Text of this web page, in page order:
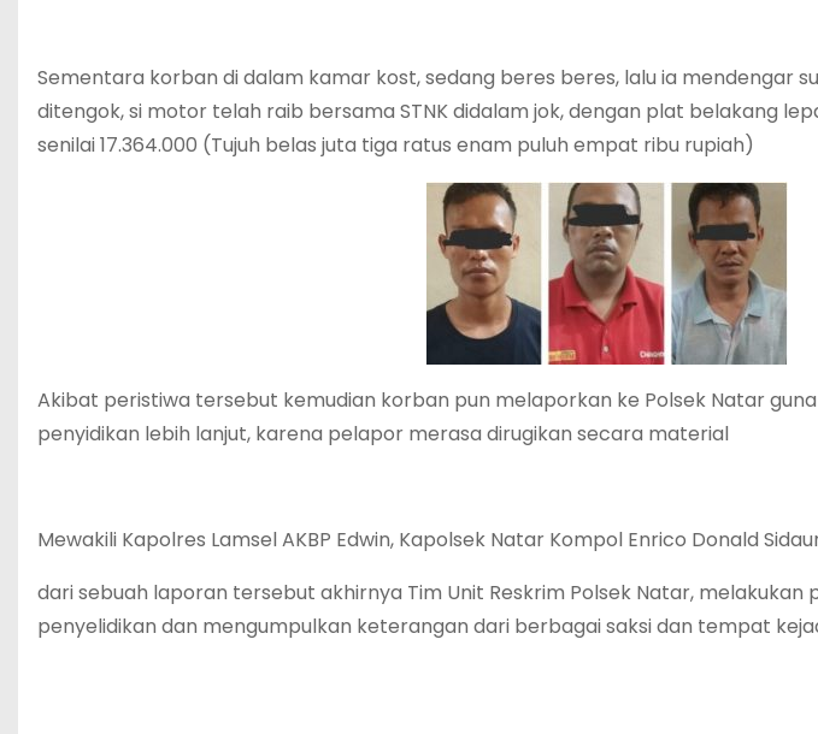
Sementara korban di dalam kamar kost, sedang beres beres, lalu ia mendengar
ditengok, si motor telah raib bersama STNK didalam jok, dengan plat belakang
senilai 17.364.000 (Tujuh belas juta tiga ratus enam puluh empat ribu rupiah)
Akibat peristiwa tersebut kemudian korban pun melaporkan ke Polsek Natar
penyidikan lebih lanjut, karena pelapor merasa dirugikan secara material
Mewakili Kapolres Lamsel AKBP Edwin, Kapolsek Natar Kompol Enrico Donald
dari sebuah laporan tersebut akhirnya Tim Unit Reskrim Polsek Natar, melakukan
penyelidikan dan mengumpulkan keterangan dari berbagai saksi dan tempat